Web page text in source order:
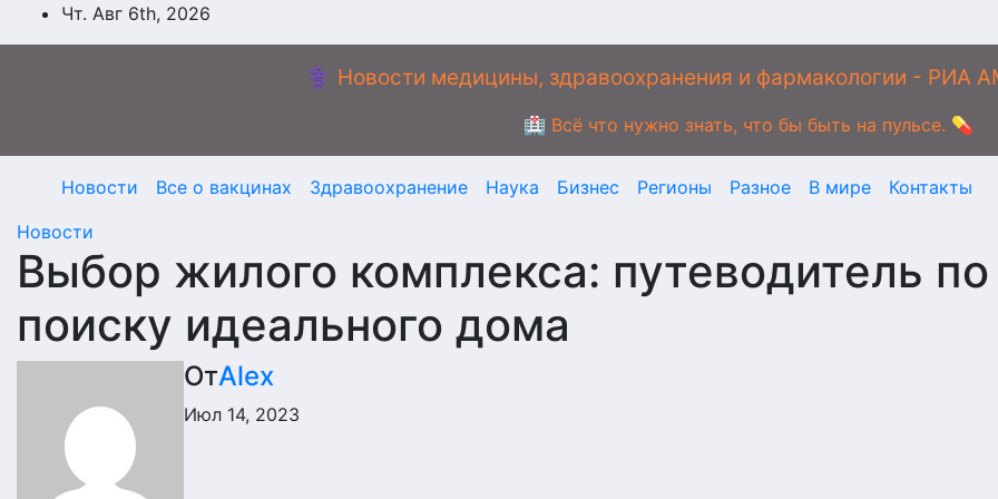
Перейти
к
Чт. Авг 6th, 2026
⚕️ Новости медицины, здравоохранения и фармакологии -
🏥 Всё что нужно знать, что бы быть на пульсе. 💊
Новости Все о вакцинах Здравоохранение Наука Бизнес Регионы Разное В мире
Контакты
Новости
Выбор жилого комплекса: путеводитель по
поиску идеального дома
ОтAlex
Июл 14, 2023